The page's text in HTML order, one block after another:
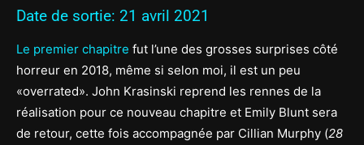
Date de sortie: 21 avril 2021
Le premier chapitre fut l’une des grosses surprises côté
horreur en 2018, même si selon moi, il est un peu
«overrated». John Krasinski reprend les rennes de la
réalisation pour ce nouveau chapitre et Emily Blunt sera
de retour, cette fois accompagnée par Cillian Murphy (28